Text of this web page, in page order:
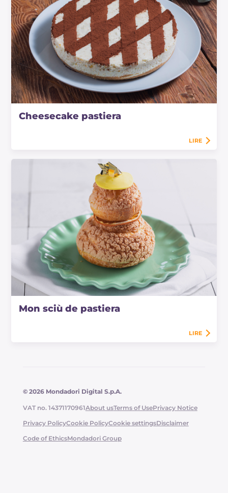
Cheesecake pastiera
LIRE
Mon sciù de pastiera
LIRE
© 2026 Mondadori Digital S.p.A.
VAT no. 14371170961About usTerms of UsePrivacy Notice
Privacy PolicyCookie PolicyCookie settingsDisclaimer
Code of EthicsMondadori Group